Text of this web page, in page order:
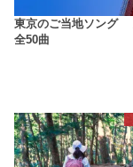
東京のご当地ソング
全50曲